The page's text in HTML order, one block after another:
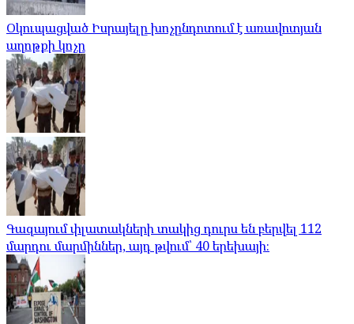
Օկուպացված Իսրայելը խոչընդոտում է առավոտյան
աղոթքի կոչը
Գազայում փլատակների տակից դուրս են բերվել 112
մարդու մարմիններ, այդ թվում՝ 40 երեխայի։